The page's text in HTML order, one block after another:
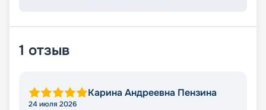
1 отзыв
Карина Андреевна Пензина
24 июля 2026